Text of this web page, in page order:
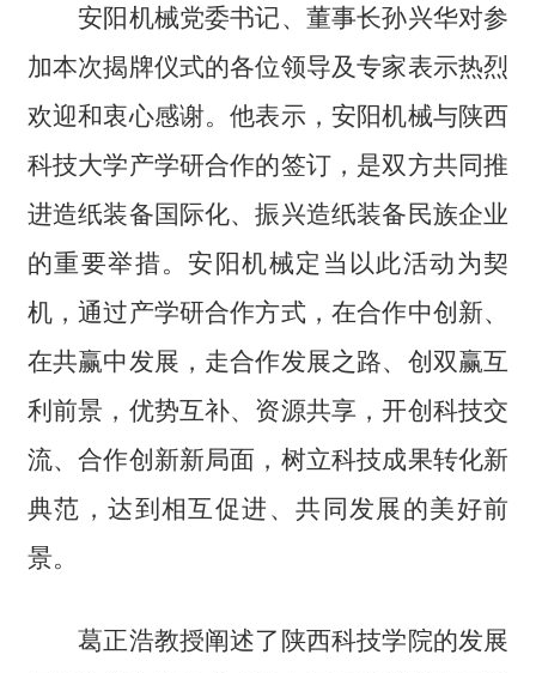
安阳机械党委书记、董事长孙兴华对参
加本次揭牌仪式的各位领导及专家表示热烈
欢迎和衷心感谢。他表示，安阳机械与陕西
科技大学产学研合作的签订，是双方共同推
进造纸装备国际化、振兴造纸装备民族企业
的重要举措。安阳机械定当以此活动为契
机，通过产学研合作方式，在合作中创新、
在共赢中发展，走合作发展之路、创双赢互
利前景，优势互补、资源共享，开创科技交
流、合作创新新局面，树立科技成果转化新
典范，达到相互促进、共同发展的美好前
景。
葛正浩教授阐述了陕西科技学院的发展